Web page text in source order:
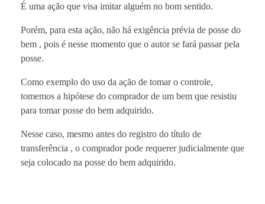
É uma ação que visa imitar alguém no bom sentido.
Porém, para esta ação, não há exigência prévia de posse do
bem , pois é nesse momento que o autor se fará passar pela
posse.
Como exemplo do uso da ação de tomar o controle,
tomemos a hipótese do comprador de um bem que resistiu
para tomar posse do bem adquirido.
Nesse caso, mesmo antes do registro do título de
transferência , o comprador pode requerer judicialmente que
seja colocado na posse do bem adquirido.